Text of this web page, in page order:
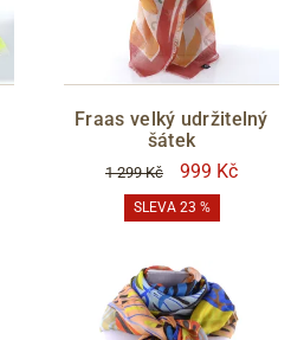
Fraas velký udržitelný
šátek
1 299 Kč 999 Kč
SLEVA 23 %